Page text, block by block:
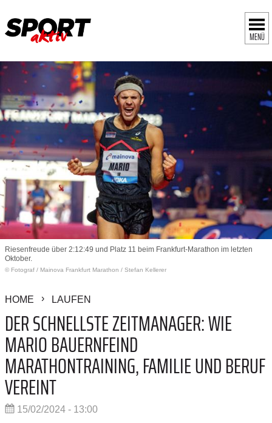
MENÜ
Riesenfreude über 2:12:49 und Platz 11 beim Frankfurt-Marathon im letzten
Oktober.
© Fotograf / Mainova Frankfurt Marathon / Stefan Kellerer
HOME LAUFEN
DER SCHNELLSTE ZEITMANAGER: WIE
MARIO BAUERNFEIND
MARATHONTRAINING, FAMILIE UND BERUF
VEREINT
15/02/2024 - 13:00